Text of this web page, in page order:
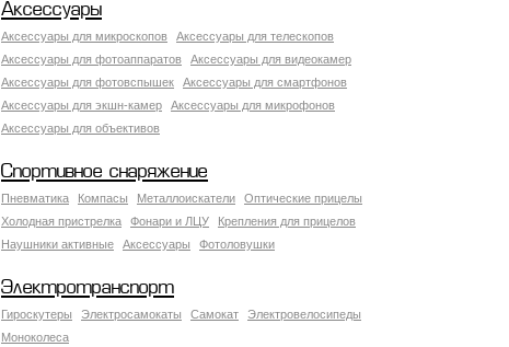
Аксессуары
Аксессуары для микроскопов
Аксессуары для телескопов
Аксессуары для фотоаппаратов
Аксессуары для видеокамер
Аксессуары для фотовспышек
Аксессуары для смартфонов
Аксессуары для экшн-камер
Аксессуары для микрофонов
Аксессуары для объективов
Спортивное снаряжение
Пневматика Компасы Металлоискатели
Оптические прицелы
Холодная пристрелка
Фонари и ЛЦУ
Крепления для прицелов
Наушники активные
Аксессуары Фотоловушки
Электротранспорт
Гироскутеры Электросамокаты Самокат
Электровелосипеды
Моноколеса